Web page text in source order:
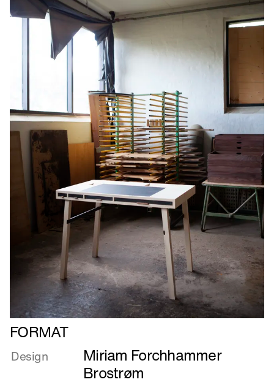
Læs
mere
om
FORMAT
Design
Miriam Forchhammer
Brostrøm